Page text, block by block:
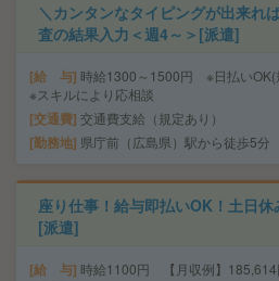
＼カンタンなタイピングが出来れ
査の結果入力＜週4～＞[派遣]
給 与 時給1300～1500円 ※日払い
※スキルにより応相談
交通費 交通費支給（規定あり）
勤務地 県庁前（広島県）駅から徒歩5分
座り仕事！給与即払いOK！土日
[派遣]
給 与 時給1100円 【月収例】185,614